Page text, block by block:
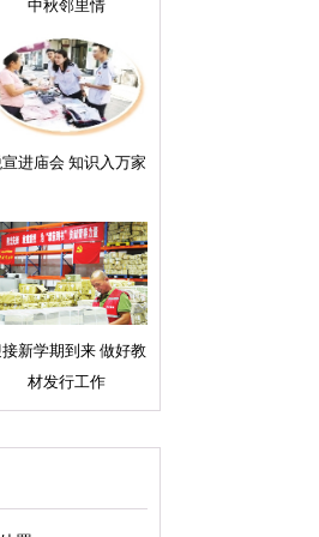
中秋邻里情
进庙会 知识入万家
新学期到来 做好教
材发行工作